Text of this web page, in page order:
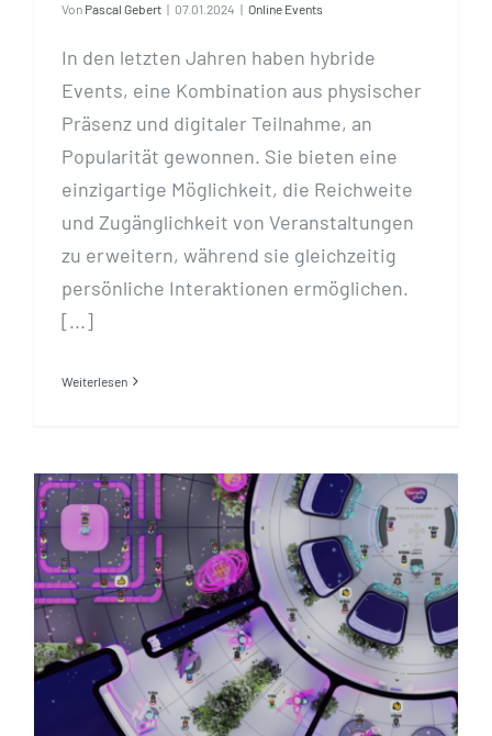
Von Pascal Gebert | 07.01.2024 | Online Events
In den letzten Jahren haben hybride
Events, eine Kombination aus physischer
Präsenz und digitaler Teilnahme, an
Popularität gewonnen. Sie bieten eine
einzigartige Möglichkeit, die Reichweite
und Zugänglichkeit von Veranstaltungen
zu erweitern, während sie gleichzeitig
persönliche Interaktionen ermöglichen.
[...]
Weiterlesen
Revolutionieren Sie Ihre
digitalen Events mit
Gather.town